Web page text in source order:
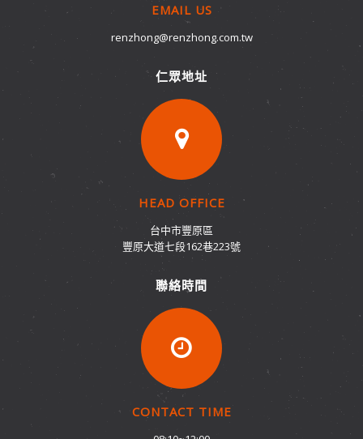
EMAIL US
renzhong@renzhong.com.tw
仁眾地址
HEAD OFFICE
台中市豐原區
豐原大道七段162巷223號
聯絡時間
CONTACT TIME